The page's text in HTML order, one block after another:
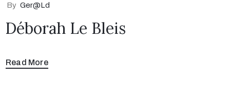
By Ger@ld
Déborah Le Bleis
Read More